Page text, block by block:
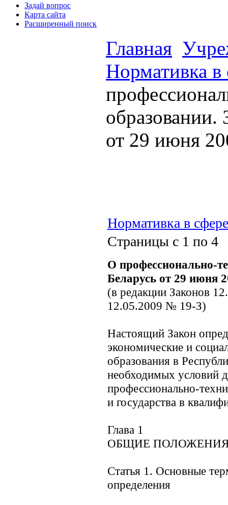
Задай вопрос
Карта сайта
Расширенный поиск
Главная
Нормативка в
образовании.
от 29 июня
Нормативка в
Страницы с 1 по 4
О профессионально-
Беларусь от 29 июня
(в редакции Законов
12.05.2009 № 19-З)
Настоящий Закон
экономические и
образования в
необходимых условий
профессионально-
и государства в
Глава 1
ОБЩИЕ
Статья 1. Основные
определения